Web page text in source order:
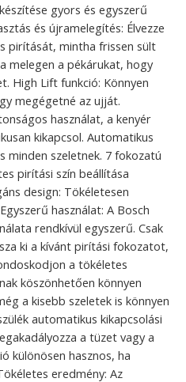
gyors és egyszerű
és újramelegítés: Élvezze
pirítását, mintha frissen sült
melegen a pékárukat, hogy
High Lift funkció: Könnyen
megégetné az ujját.
használat, a kenyér
kikapcsol. Automatikus
minden szeletnek. 7 fokozatú
pirítási szín beállítása
design: Tökéletesen
használat: A Bosch
rendkívül egyszerű. Csak
ki a kívánt pirítási fokozatot,
a tökéletes
köszönhetően könnyen
a kisebb szeletek is könnyen
automatikus kikapcsolási
a tüzet vagy a
különösen hasznos, ha
eredmény: Az